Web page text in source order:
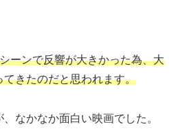
ーンで反響が大きかった為、大
きたのだと思われます。
なかなか面白い映画でした。